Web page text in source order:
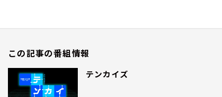
この記事の番組情報
テンカイズ